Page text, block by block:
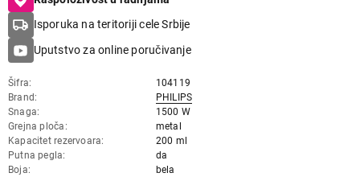
Isporuka na teritoriji cele Srbije
Uputstvo za online poručivanje
Šifra
104119
Brand
PHILIPS
Snaga
1500 W
Grejna ploča
metal
Kapacitet rezervoara
200 ml
Putna pegla
da
Boja
bela